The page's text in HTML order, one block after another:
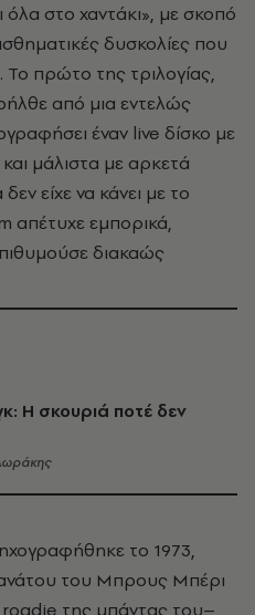
όλα στο χαντάκι», με σκοπό
δυσκολίες που
Το πρώτο της τριλογίας,
από μια εντελώς
έναν live δίσκο με
μάλιστα με αρκετά
είχε να κάνει με το
απέτυχε εμπορικά,
διακαώς
Η σκουριά ποτέ δεν
το 1973,
του Μπρους Μπέρι
roadie της μπάντας του–,